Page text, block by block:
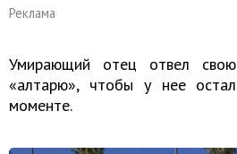
Реклама
Умирающий отец отвел
«алтарю», чтобы у нее
моменте.